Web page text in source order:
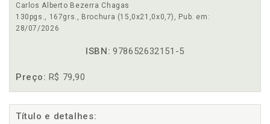
Carlos Alberto Bezerra Chagas
130pgs., 167grs., Brochura (15,0x21,0x0,7), Pub. em:
28/07/2026
ISBN: 978652632151-5
Preço: R$ 79,90
Título e detalhes: